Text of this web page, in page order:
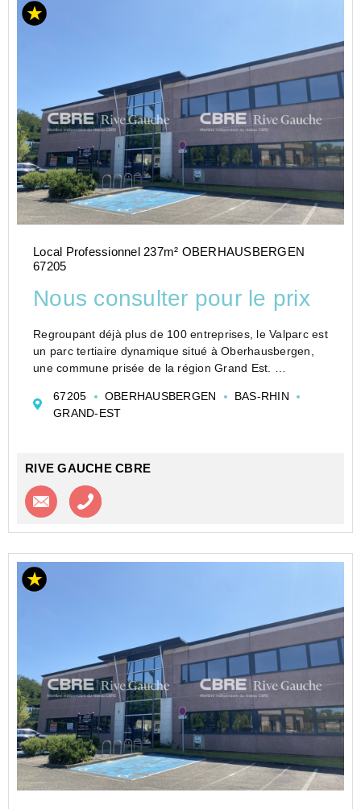
Local Professionnel 237m² OBERHAUSBERGEN
67205
Nous consulter pour le prix
Regroupant déjà plus de 100 entreprises, le Valparc est
un parc tertiaire dynamique situé à Oberhausbergen,
une commune prisée de la région Grand Est.
parc se distingue par son accessibilité exception...
67205 OBERHAUSBERGEN
BAS-RHIN
GRAND-EST
RIVE GAUCHE CBRE
Contacter l'agence